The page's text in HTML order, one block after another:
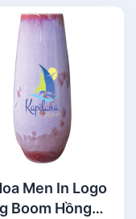
Men In Logo
Boom Hồng